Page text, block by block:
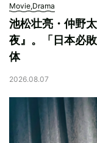
Movie,Drama
池松壮亮・仲野
夜』。「日本必
体
2026.08.07